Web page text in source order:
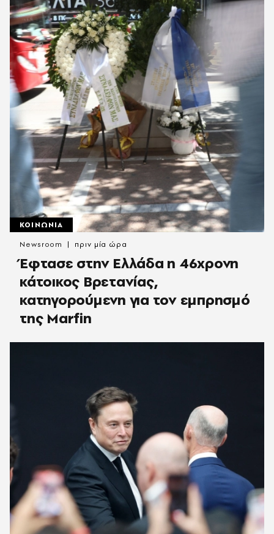
ΚΟΙΝΩΝΙΑ
Έφτασε στην Ελλάδα η 46χρονη
κάτοικος Βρετανίας,
κατηγορούμενη για τον εμπρησμό
της Marfin
Newsroom πριν μία ώρα